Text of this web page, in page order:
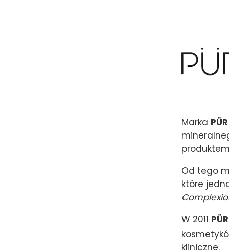
Marka PÜR
Od tego
które
W 2011 PÜR
kliniczne.